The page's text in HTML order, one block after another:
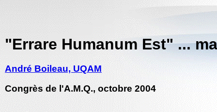
"Errare Humanum Est" ...
André Boileau, UQAM
Congrès de l'A.M.Q., octobre 2004